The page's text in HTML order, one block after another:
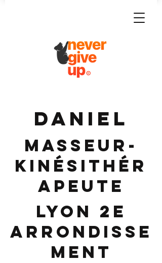
DANIEL
Masseur-
Kinésithér
apeute
Lyon 2e
Arrondisse
ment